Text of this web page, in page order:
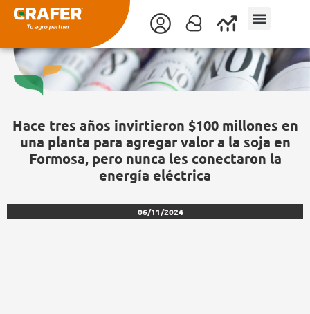
contenido
Hace tres años invirtieron $100 millones en
una planta para agregar valor a la soja en
Formosa, pero nunca les conectaron la
energía eléctrica
06/11/2024